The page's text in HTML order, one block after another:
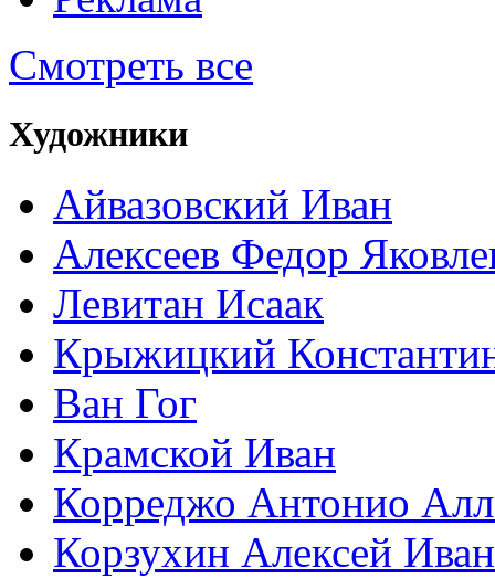
Смотреть все
Художники
Айвазовский Иван
Алексеев Федор
Левитан Исаак
Крыжицкий
Ван Гог
Крамской Иван
Корреджо Антонио
Корзухин Алексей